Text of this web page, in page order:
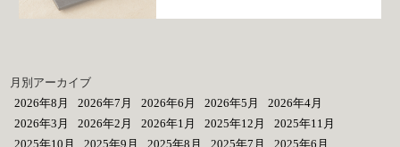
月別アーカイブ
2026年8月
2026年7月 2026年6月 2026年5月
2026年4月
2026年3月
2026年2月 2026年1月 2025年12月
2025年11月
2025年10月
2025年9月 2025年8月 2025年7月
2025年6月